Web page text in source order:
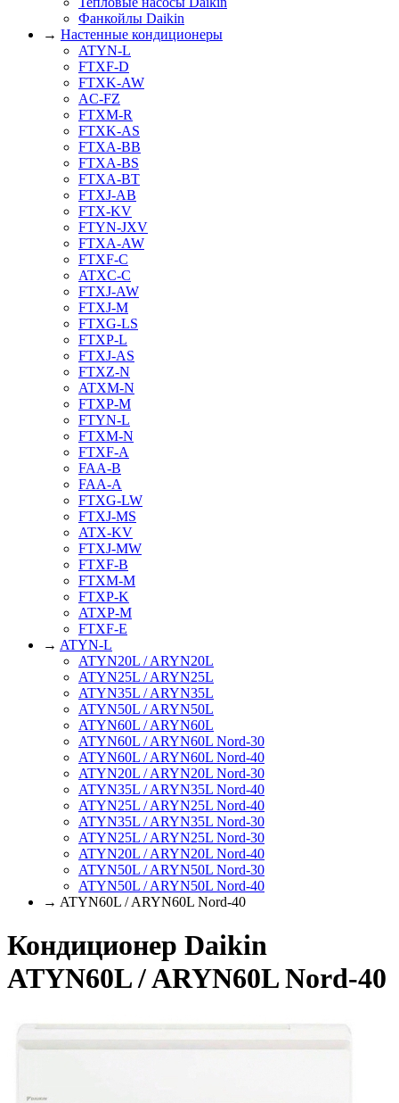
Фанкойлы Daikin
→ Настенные кондиционеры
ATYN-L
FTXF-D
FTXK-AW
AC-FZ
FTXM-R
FTXK-AS
FTXA-BB
FTXA-BS
FTXA-BT
FTXJ-AB
FTX-KV
FTYN-JXV
FTXA-AW
FTXF-C
ATXC-C
FTXJ-AW
FTXJ-M
FTXG-LS
FTXP-L
FTXJ-AS
FTXZ-N
ATXM-N
FTXP-M
FTYN-L
FTXM-N
FTXF-A
FAA-B
FAA-A
FTXG-LW
FTXJ-MS
ATX-KV
FTXJ-MW
FTXF-B
FTXM-M
FTXP-K
ATXP-M
FTXF-E
→ ATYN-L
ATYN20L / ARYN20L
ATYN25L / ARYN25L
ATYN35L / ARYN35L
ATYN50L / ARYN50L
ATYN60L / ARYN60L
ATYN60L / ARYN60L Nord-30
ATYN60L / ARYN60L Nord-40
ATYN20L / ARYN20L Nord-30
ATYN35L / ARYN35L Nord-40
ATYN25L / ARYN25L Nord-40
ATYN35L / ARYN35L Nord-30
ATYN25L / ARYN25L Nord-30
ATYN20L / ARYN20L Nord-40
ATYN50L / ARYN50L Nord-30
ATYN50L / ARYN50L Nord-40
→ ATYN60L / ARYN60L Nord-40
Кондиционер Daikin
ATYN60L / ARYN60L Nord-40